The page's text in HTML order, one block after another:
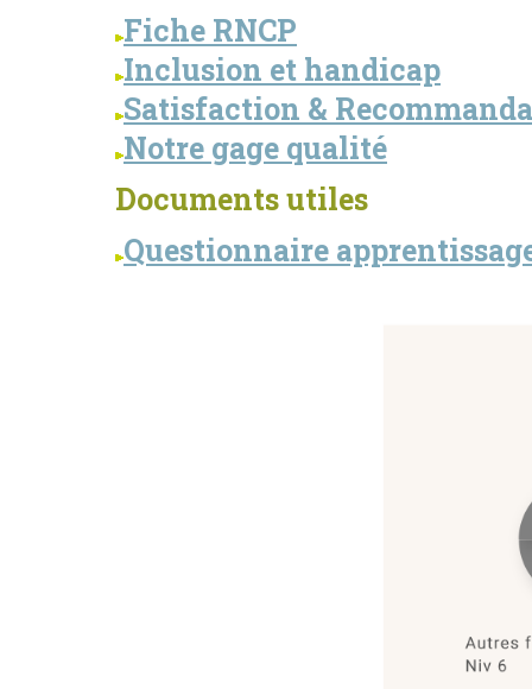
Fiche RNCP
Inclusion et handicap
Satisfaction &
Notre gage qualité
Documents utiles
Questionnaire